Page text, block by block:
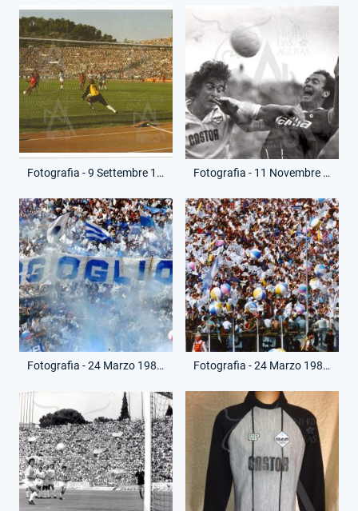
Fotografia - 9 Settembre 1984 - Coppa Italia - Roma-Lazio Fotografia - 11 Novembre 1984 - Campionato Serie A - Roma-Lazio
Fotografia - 24 Marzo 1985 - Campionato Serie A - Lazio-Roma Fotografia - 24 Marzo 1985 - Campionato Serie A - Lazio-Roma